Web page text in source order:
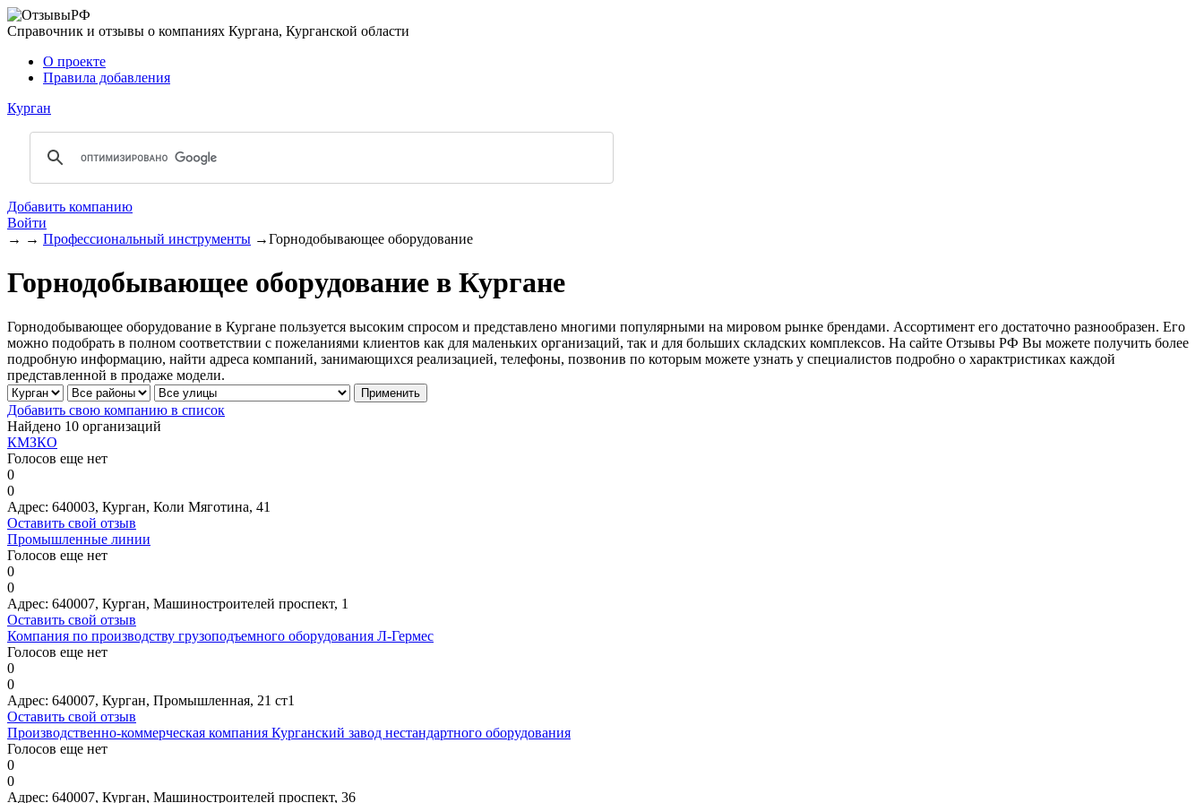
Справочник и отзывы о компаниях Кургана, Курганской области
О проекте
Правила добавления
Курган
Добавить компанию
Войти
→ → Профессиональный инструменты →Горнодобывающее оборудование
Горнодобывающее оборудование в Кургане
Горнодобывающее оборудование в Кургане пользуется высоким спросом и представлено многими популярными на мировом рынке брендами. Ассортимент его достаточно разнообразен. Его
можно подобрать в полном соответствии с пожеланиями клиентов как для маленьких организаций, так и для больших складских комплексов. На сайте Отзывы РФ Вы можете получить более
подробную информацию, найти адреса компаний, занимающихся реализацией, телефоны, позвонив по которым можете узнать у специалистов подробно о характристиках каждой
представленной в продаже модели.
Добавить свою компанию в список
Найдено 10 организаций
КМЗКО
Голосов еще нет
0
0
Адрес: 640003, Курган, Коли Мяготина, 41
Оставить свой отзыв
Промышленные линии
Голосов еще нет
0
0
Адрес: 640007, Курган, Машиностроителей проспект, 1
Оставить свой отзыв
Компания по производству грузоподъемного оборудования Л-Гермес
Голосов еще нет
0
0
Адрес: 640007, Курган, Промышленная, 21 ст1
Оставить свой отзыв
Производственно-коммерческая компания Курганский завод нестандартного оборудования
Голосов еще нет
0
0
Адрес: 640007, Курган, Машиностроителей проспект, 36